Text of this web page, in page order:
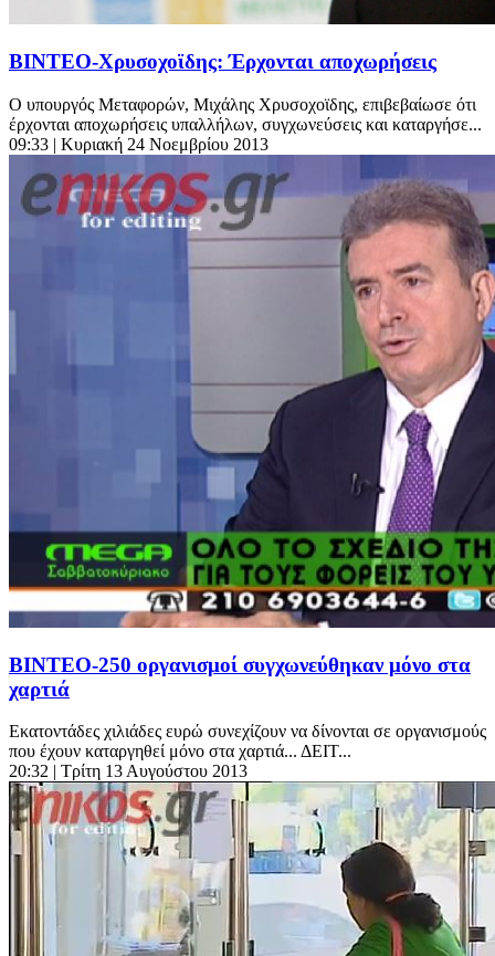
ΒΙΝΤΕΟ-Χρυσοχοϊδης: Έρχονται αποχωρήσεις
Ο υπουργός Μεταφορών, Μιχάλης Χρυσοχοϊδης, επιβεβαίωσε ότι
έρχονται αποχωρήσεις υπαλλήλων, συγχωνεύσεις και καταργήσε...
09:33 | Κυριακή 24 Νοεμβρίου 2013
ΒΙΝΤΕΟ-250 οργανισμοί συγχωνεύθηκαν μόνο στα
χαρτιά
Εκατοντάδες χιλιάδες ευρώ συνεχίζουν να δίνονται σε οργανισμούς
που έχουν καταργηθεί μόνο στα χαρτιά... ΔΕΙΤ...
20:32 | Τρίτη 13 Αυγούστου 2013